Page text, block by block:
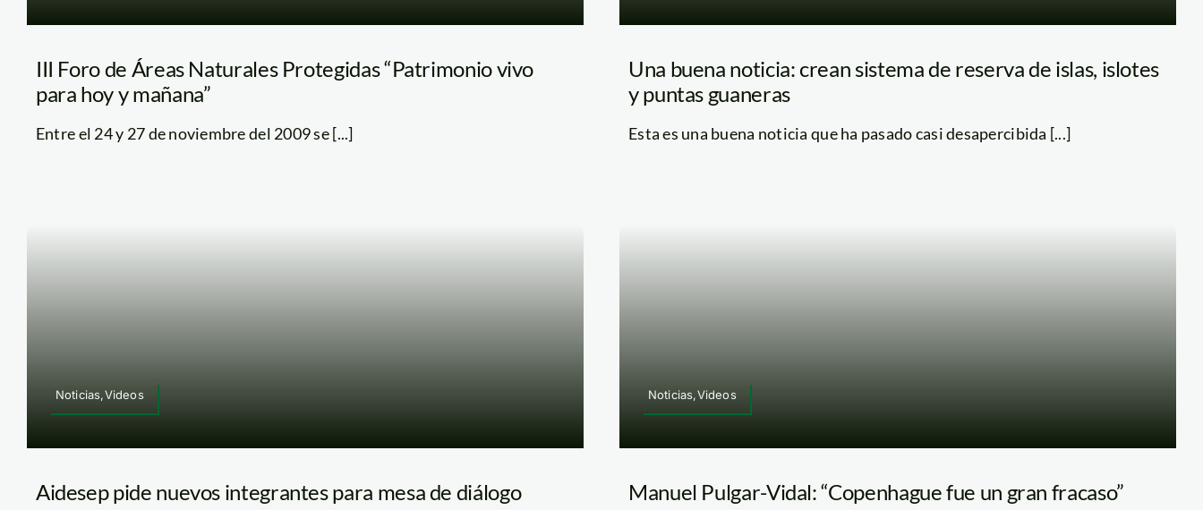
III Foro de Áreas Naturales Protegidas “Patrimonio vivo
para hoy y mañana”
Entre el 24 y 27 de noviembre del 2009 se [...]
Una buena noticia: crean sistema de reserva de islas, islotes
y puntas guaneras
Esta es una buena noticia que ha pasado casi desapercibida [...]
Noticias,Videos
Aidesep pide nuevos integrantes para mesa de diálogo
Noticias,Videos
Manuel Pulgar-Vidal: “Copenhague fue un gran fracaso”